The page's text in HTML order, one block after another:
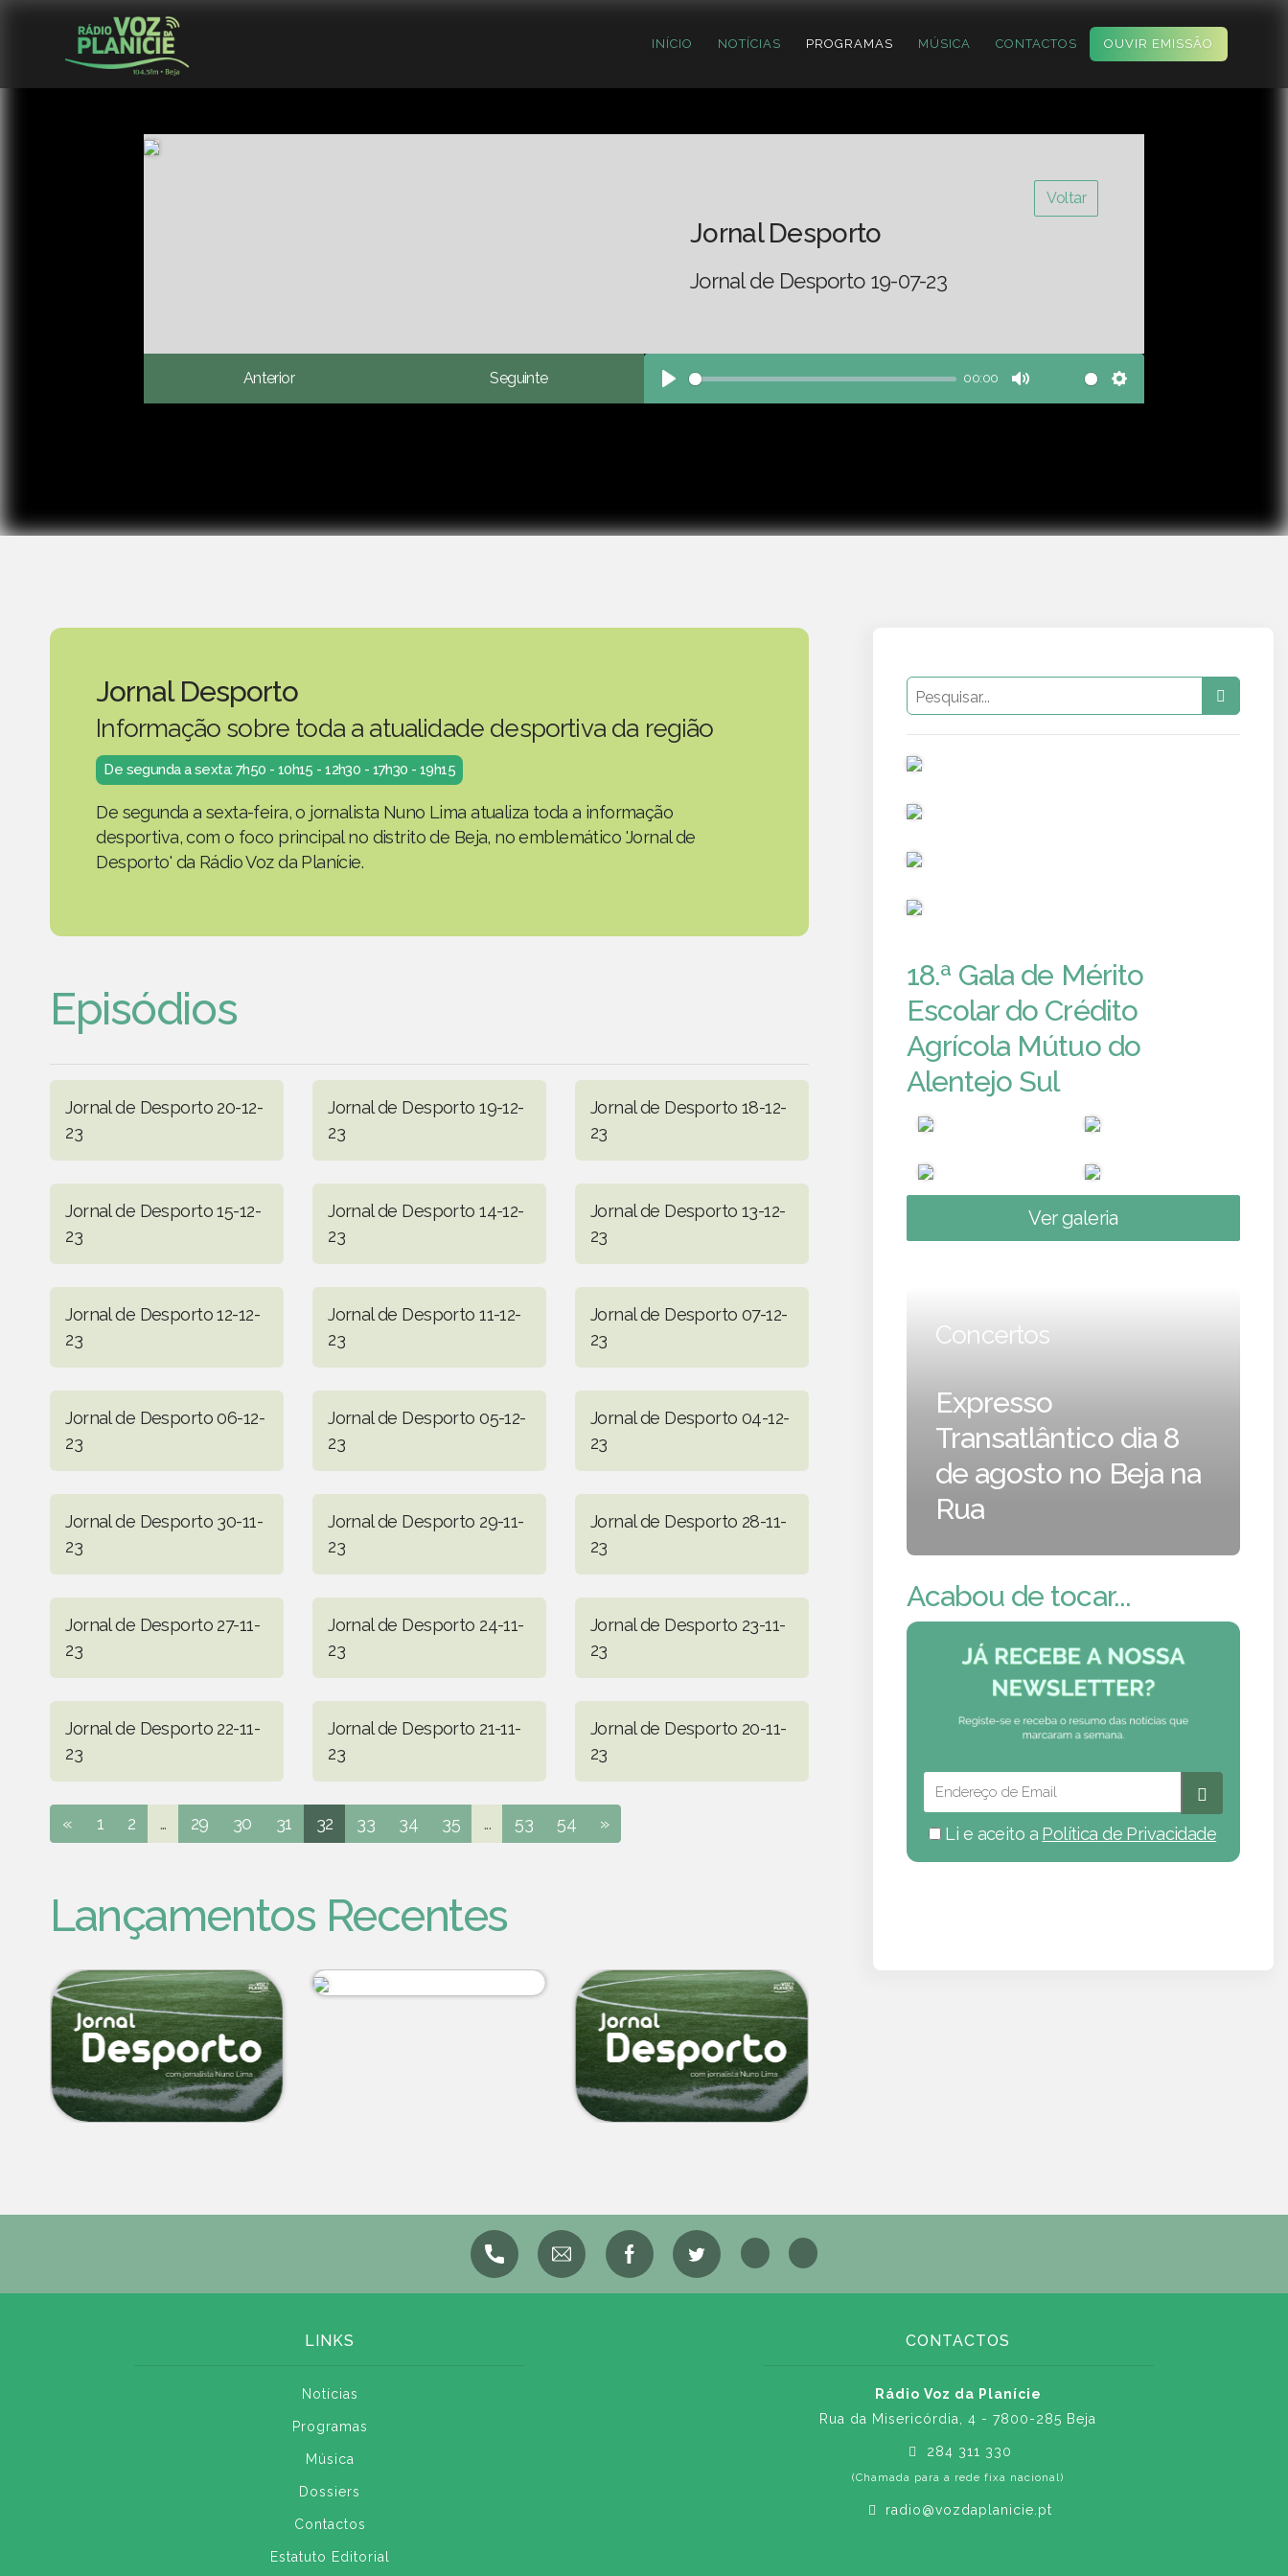
INÍCIO NOTÍCIAS PROGRAMAS MÚSICA CONTACTOS OUVIR EMISSÃO
Voltar
Jornal Desporto
Jornal de Desporto 19-07-23
Anterior Seguinte
Play
00:00
Mute Settings
Jornal Desporto
Informação sobre toda a atualidade desportiva da região
De segunda a sexta: 7h50 - 10h15 - 12h30 - 17h30 - 19h15
De segunda a sexta-feira, o jornalista Nuno Lima atualiza toda a informação
desportiva, com o foco principal no distrito de Beja, no emblemático 'Jornal de
Desporto' da Rádio Voz da Planície.
Episódios
Jornal de Desporto 20-12-
23
Jornal de Desporto 19-12-
23
Jornal de Desporto 18-12-
23
Jornal de Desporto 15-12-
23
Jornal de Desporto 14-12-
23
Jornal de Desporto 13-12-
23
Jornal de Desporto 12-12-
23
Jornal de Desporto 11-12-
23
Jornal de Desporto 07-12-
23
Jornal de Desporto 06-12-
23
Jornal de Desporto 05-12-
23
Jornal de Desporto 04-12-
23
Jornal de Desporto 30-11-
23
Jornal de Desporto 29-11-
23
Jornal de Desporto 28-11-
23
Jornal de Desporto 27-11-
23
Jornal de Desporto 24-11-
23
Jornal de Desporto 23-11-
23
Jornal de Desporto 22-11-
23
Jornal de Desporto 21-11-
23
Jornal de Desporto 20-11-
23
« 1 2 ... 29 30 31 32 33 34 35 ... 53 54 »
Lançamentos Recentes
18.ª Gala de Mérito
Escolar do Crédito
Agrícola Mútuo do
Alentejo Sul
Ver galeria
Concertos
Expresso
Transatlântico dia 8
de agosto no Beja na
Rua
Acabou de tocar...
Li e aceito a Política de Privacidade
LINKS
Notícias
Programas
Música
Dossiers
Contactos
Estatuto Editorial
CONTACTOS
Rádio Voz da Planície
Rua da Misericórdia, 4 - 7800-285 Beja
284 311 330
(Chamada para a rede fixa nacional)
radio@vozdaplanicie.pt